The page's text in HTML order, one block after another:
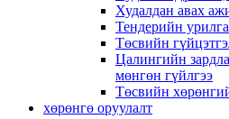
Худалдан авах
Тендерийн урилга
Төсвийн
Цалингийн
мөнгөн гүйлгээ
Төсвийн
хөрөнгө оруулалт